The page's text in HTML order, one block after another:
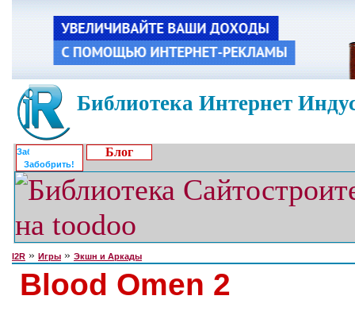
Библиотека Интернет
Забобрить!
Блог
I2R » Игры » Экшн и Аркады
Blood Omen 2